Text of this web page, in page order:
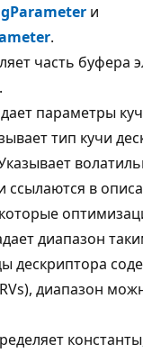
и
.
часть буфера
параметры
тип кучи
ссылаются в
диапазон
дескриптора
диапазон